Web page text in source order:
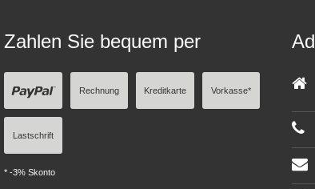
Zahlen Sie bequem per
Rechnung Kreditkarte Vorkasse*
Lastschrift
* -3% Skonto